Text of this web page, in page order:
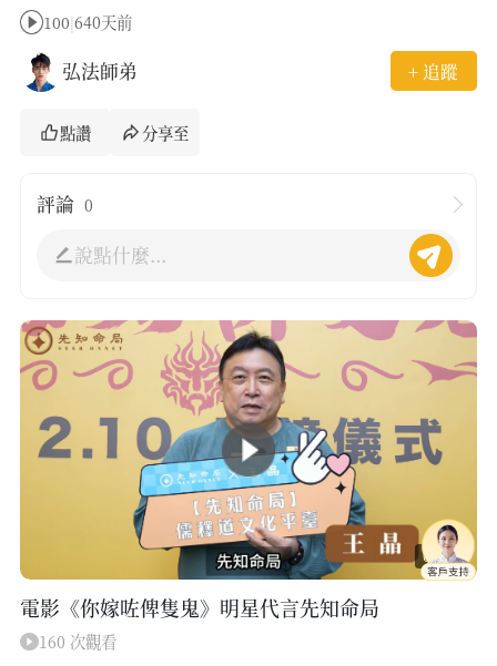
100 |640天前
弘法師弟 + 追蹤
點讚 分享至
評論 0
說點什麼...
00:38
電影《你嫁咗俾隻鬼》明星代言先知命局
160 次觀看